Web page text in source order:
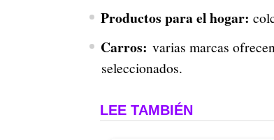
Productos para el hogar:
Carros: varias marcas
seleccionados.
LEE TAMBIÉN